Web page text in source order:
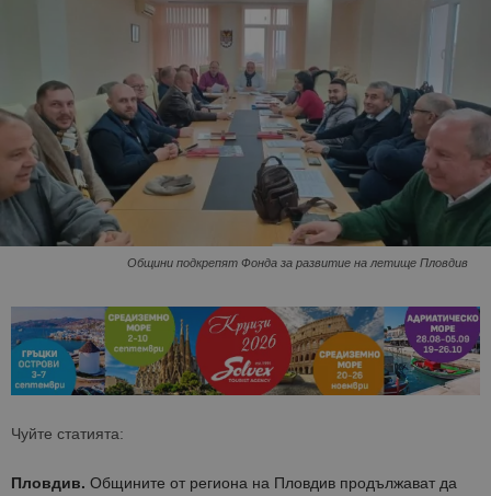
Общини подкрепят Фонда за развитие на летище Пловдив
Чуйте статията:
Пловдив. Общините от региона на Пловдив продължават да